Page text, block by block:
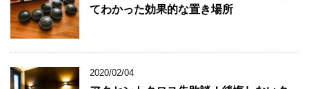
てわかった効果的な置き場所
2020/02/04